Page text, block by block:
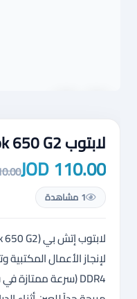
لابتوب HP ProBook 650 G2 نظيف جداً وبسعر لقطة – للعمل والدراسة
110.00 JOD
JOD
1 مشاهدة